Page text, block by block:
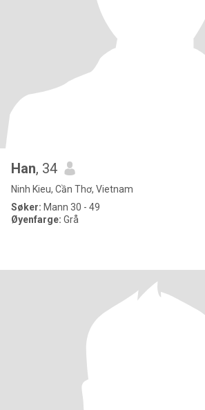
Han, 34
Ninh Kieu, Cần Thơ, Vietnam
Søker: Mann 30 - 49
Øyenfarge: Grå